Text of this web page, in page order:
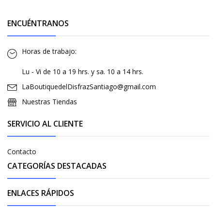
ENCUÉNTRANOS
Horas de trabajo:
Lu - Vi de 10 a 19 hrs. y sa. 10 a 14 hrs.
LaBoutiquedelDisfrazSantiago@gmail.com
Nuestras Tiendas
SERVICIO AL CLIENTE
Contacto
CATEGORÍAS DESTACADAS
ENLACES RÁPIDOS